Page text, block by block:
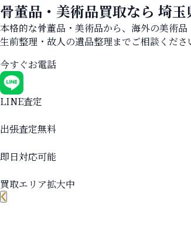
骨董品・美術品買取なら 埼玉
本格的な骨董品・美術品から、海外の美術品
生前整理・故人の遺品整理までご相談くださ
今すぐお電話
LINE査定
出張査定無料
即日対応可能
買取エリア拡大中